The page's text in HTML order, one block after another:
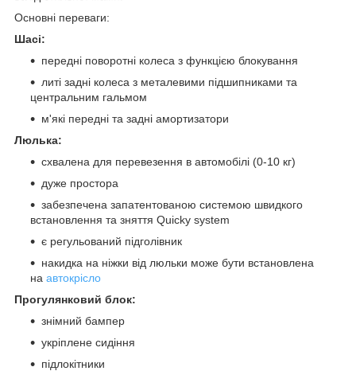
Основні переваги:
Шасі:
передні поворотні колеса з функцією блокування
литі задні колеса з металевими підшипниками та
центральним гальмом
м'які передні та задні амортизатори
Люлька:
схвалена для перевезення в автомобілі (0-10 кг)
дуже простора
забезпечена запатентованою системою швидкого
встановлення та зняття Quicky system
є регульований підголівник
накидка на ніжки від люльки може бути встановлена
на автокрісло
Прогулянковий блок:
знімний бампер
укріплене сидіння
підлокітники